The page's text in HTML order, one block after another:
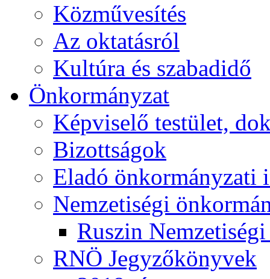
Közművesítés
Az oktatásról
Kultúra és szabadidő
Önkormányzat
Képviselő testület,
Bizottságok
Eladó önkormányzati
Nemzetiségi
Ruszin
RNÖ Jegyzőkönyvek